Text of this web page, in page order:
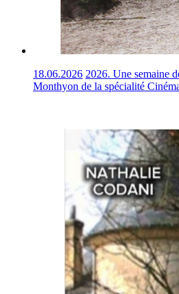
18.06.2026 2026. Une semaine
Monthyon de la spécialité